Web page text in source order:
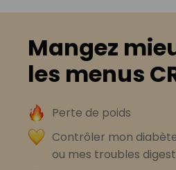
Mangez
les menus
Perte de poids
Contrôler mon
ou mes troubles